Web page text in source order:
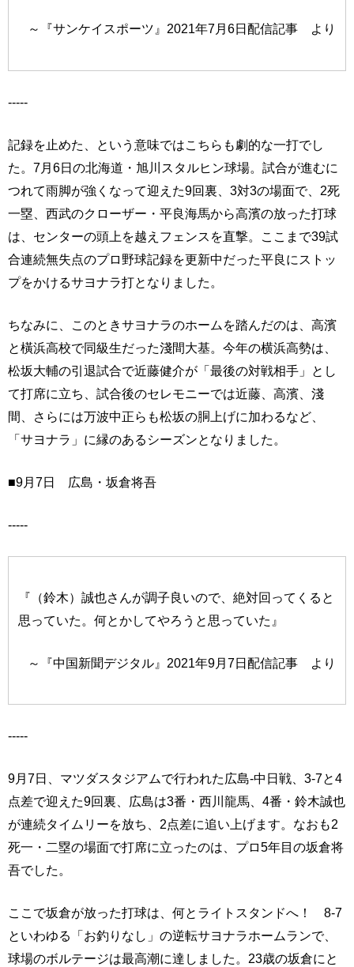
～『サンケイスポーツ』2021年7月6日配信記事 より
-----
記録を止めた、という意味ではこちらも劇的な一打でし
た。7月6日の北海道・旭川スタルヒン球場。試合が進むに
つれて雨脚が強くなって迎えた9回裏、3対3の場面で、2死
一塁、西武のクローザー・平良海馬から高濱の放った打球
は、センターの頭上を越えフェンスを直撃。ここまで39試
合連続無失点のプロ野球記録を更新中だった平良にストッ
プをかけるサヨナラ打となりました。
ちなみに、このときサヨナラのホームを踏んだのは、高濱
と橫浜高校で同級生だった淺間大基。今年の横浜高勢は、
松坂大輔の引退試合で近藤健介が「最後の対戦相手」とし
て打席に立ち、試合後のセレモニーでは近藤、高濱、淺
間、さらには万波中正らも松坂の胴上げに加わるなど、
「サヨナラ」に縁のあるシーズンとなりました。
■9月7日 広島・坂倉将吾
-----
『（鈴木）誠也さんが調子良いので、絶対回ってくると
思っていた。何とかしてやろうと思っていた』
～『中国新聞デジタル』2021年9月7日配信記事 より
-----
9月7日、マツダスタジアムで行われた広島-中日戦、3-7と4
点差で迎えた9回裏、広島は3番・西川龍馬、4番・鈴木誠也
が連続タイムリーを放ち、2点差に追い上げます。なおも2
死一・二塁の場面で打席に立ったのは、プロ5年目の坂倉将
吾でした。
ここで坂倉が放った打球は、何とライトスタンドへ！ 8-7
といわゆる「お釣りなし」の逆転サヨナラホームランで、
球場のボルテージは最高潮に達しました。23歳の坂倉にと